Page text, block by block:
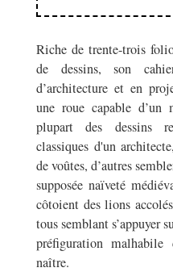
Riche de trente-trois
de dessins, son
d’architecture et en
une roue capable d’un
plupart des dessins
classiques d'un
de voûtes, d’autres
supposée naïveté
côtoient des lions
tous semblant s’appuyer
préfiguration malhabile
naître.